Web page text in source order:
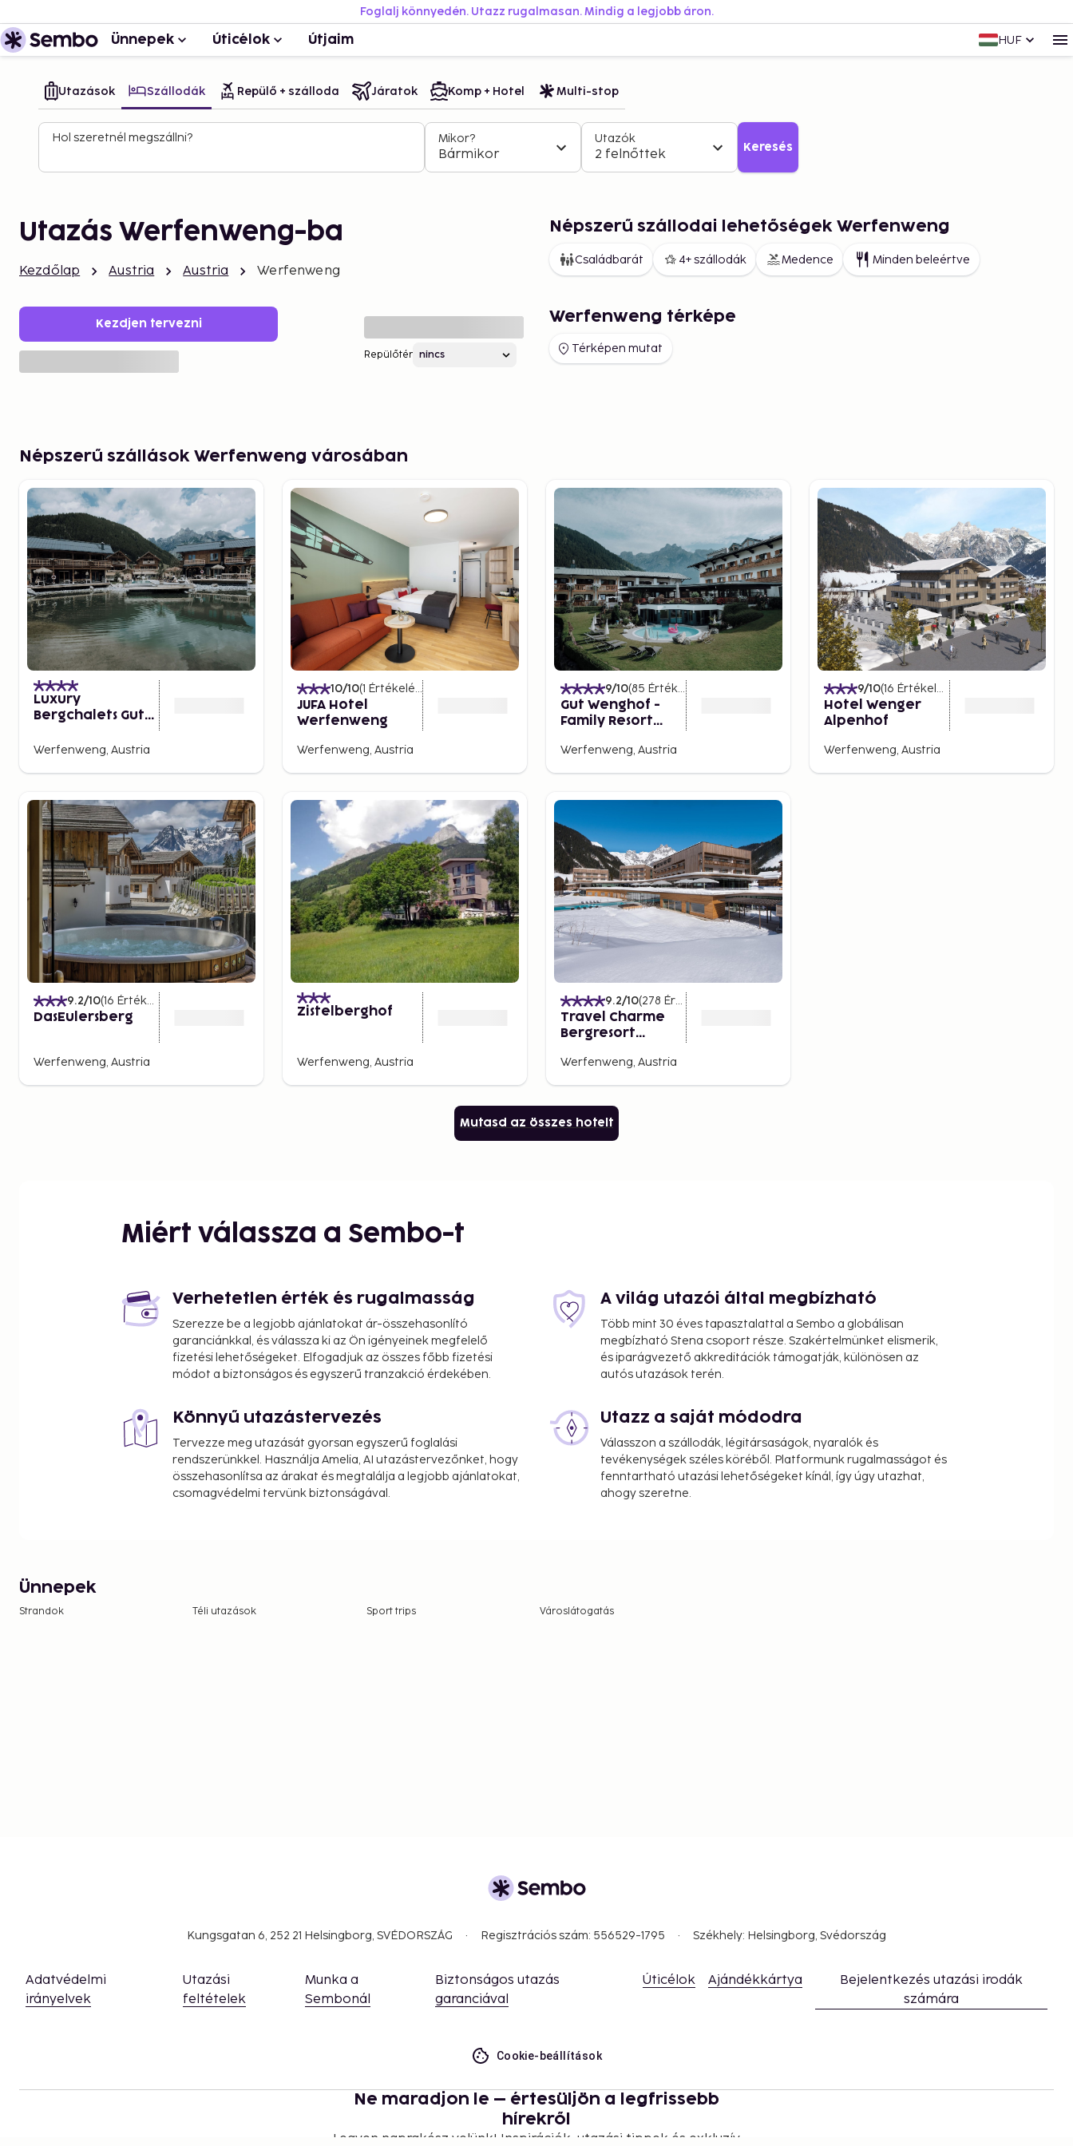
Foglalj könnyedén. Utazz rugalmasan. Mindig a legjobb áron.
Ünnepek Úticélok Útjaim HUF
Utazások Szállodák Repülő + szálloda Járatok Komp + Hotel Multi-stop
Hol szeretnél megszállni? Mikor?
Bármikor
Utazók
2 felnőttek Keresés
Utazás Werfenweng-ba
Kezdőlap Austria Austria Werfenweng
Kezdjen tervezni
Repülőtér
Népszerű szállodai lehetőségek Werfenweng
Családbarát 4+ szállodák Medence Minden beleértve
Werfenweng térképe
Térképen mutat
Népszerű szállások Werfenweng városában
Luxury
Bergchalets Gut
Werfenweng, Austria
10/10(1 Értékelések
JUFA Hotel
Werfenweng
Werfenweng, Austria
9/10(85 Értékelések
Gut Wenghof -
Family Resort
Werfenweng, Austria
9/10(16 Értékelések
Hotel Wenger
Alpenhof
Werfenweng, Austria
9.2/10(16 Értékelések
DasEulersberg
Werfenweng, Austria
Zistelberghof
Werfenweng, Austria
9.2/10(278 Értékelések
Travel Charme
Bergresort
Werfenweng, Austria
Mutasd az összes hotelt
Miért válassza a Sembo-t
Verhetetlen érték és rugalmasság
Szerezze be a legjobb ajánlatokat ár-összehasonlító
garanciánkkal, és válassza ki az Ön igényeinek megfelelő
fizetési lehetőségeket. Elfogadjuk az összes főbb fizetési
módot a biztonságos és egyszerű tranzakció érdekében.
A világ utazói által megbízható
Több mint 30 éves tapasztalattal a Sembo a globálisan
megbízható Stena csoport része. Szakértelmünket elismerik,
és iparágvezető akkreditációk támogatják, különösen az
autós utazások terén.
Könnyű utazástervezés
Tervezze meg utazását gyorsan egyszerű foglalási
rendszerünkkel. Használja Amelia, AI utazástervezőnket, hogy
összehasonlítsa az árakat és megtalálja a legjobb ajánlatokat,
csomagvédelmi tervünk biztonságával.
Utazz a saját módodra
Válasszon a szállodák, légitársaságok, nyaralók és
tevékenységek széles köréből. Platformunk rugalmasságot és
fenntartható utazási lehetőségeket kínál, így úgy utazhat,
ahogy szeretne.
Ünnepek
Strandok Téli utazások Sport trips Városlátogatás
Kungsgatan 6, 252 21 Helsingborg, SVÉDORSZÁG Regisztrációs szám: 556529-1795 Székhely: Helsingborg, Svédország
Adatvédelmi
irányelvek
Utazási
feltételek
Munka a
Sembonál
Biztonságos utazás
garanciával
Úticélok Ajándékkártya
Bejelentkezés utazási irodák
számára
Cookie-beállítások
Ne maradjon le – értesüljön a legfrissebb
hírekről
Legyen naprakész velünk! Inspirációk, utazási tippek és exkluzív